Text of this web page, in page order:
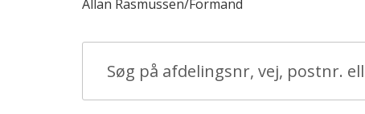
Allan Rasmussen/Formand